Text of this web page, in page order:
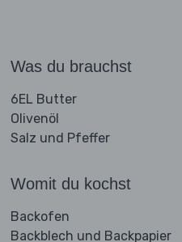
Was du brauchst
6EL Butter
Olivenöl
Salz und Pfeffer
Womit du kochst
Backofen
Backblech und Backpapier